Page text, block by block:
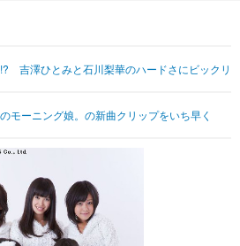
ブログ
その他
吉澤ひとみと石川梨華のハードさにビックリ
モーニング娘。の新曲クリップをいち早く